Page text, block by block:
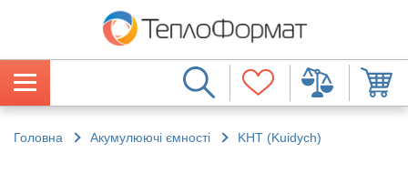
Головна Акумулюючі ємності KHT (Kuidych)